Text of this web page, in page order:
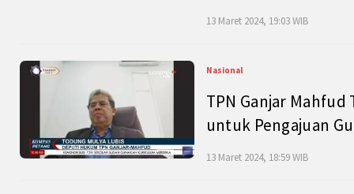
13 Maret 2024, 19:03 WIB
Nasional
TPN Ganjar
untuk Pengajuan
13 Maret 2024, 18:59 WIB